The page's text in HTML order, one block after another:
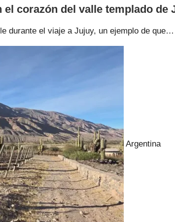
corazón del valle templado de
durante el viaje a Jujuy, un ejemplo de que…
Argentina